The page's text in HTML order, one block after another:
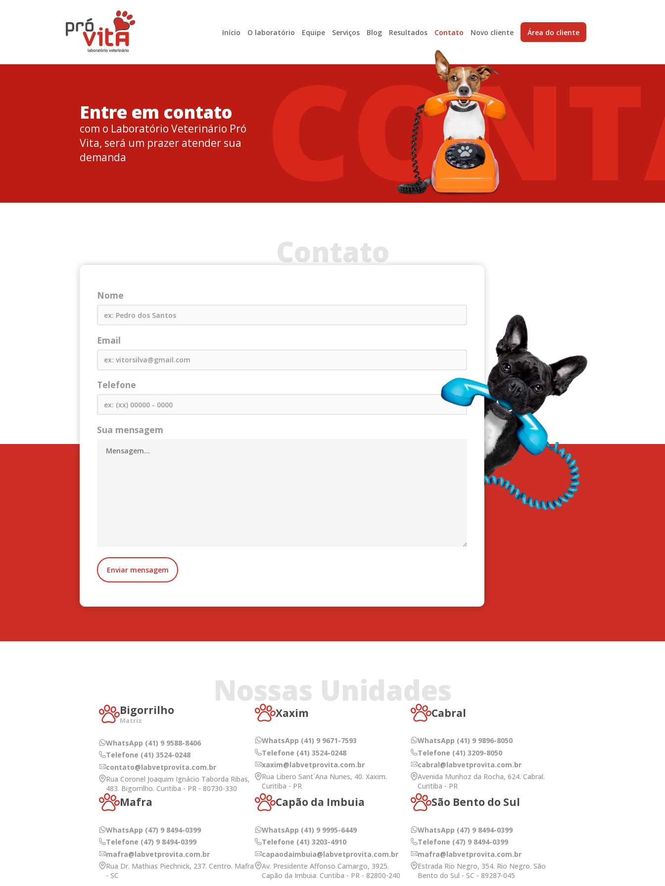
Início O laboratório Equipe Serviços Blog Resultados Contato Novo cliente Área do cliente
Entre em contato
com o Laboratório Veterinário Pró
Vita, será um prazer atender sua
demanda
Contato
Nome
Email
Telefone
Sua mensagem
Enviar mensagem
Nossas Unidades
Bigorrilho
Matriz
WhatsApp (41) 9 9588-8406
Telefone (41) 3524-0248
contato@labvetprovita.com.br
Rua Coronel Joaquim Ignácio Taborda Ribas,
483. Bigorrilho. Curitiba - PR - 80730-330
Xaxim
WhatsApp (41) 9 9671-7593
Telefone (41) 3524-0248
xaxim@labvetprovita.com.br
Rua Libero Sant´Ana Nunes, 40. Xaxim.
Curitiba - PR
Cabral
WhatsApp (41) 9 9896-8050
Telefone (41) 3209-8050
cabral@labvetprovita.com.br
Avenida Munhoz da Rocha, 624. Cabral.
Curitiba - PR
Mafra
WhatsApp (47) 9 8494-0399
Telefone (47) 9 8494-0399
mafra@labvetprovita.com.br
Rua Dr. Mathias Piechnick, 237. Centro. Mafra
- SC
Capão da Imbuia
WhatsApp (41) 9 9995-6449
Telefone (41) 3203-4910
capaodaimbuia@labvetprovita.com.br
Av. Presidente Affonso Camargo, 3925.
Capão da Imbuia. Curitiba - PR - 82800-240
São Bento do Sul
WhatsApp (47) 9 8494-0399
Telefone (47) 9 8494-0399
mafra@labvetprovita.com.br
Estrada Rio Negro, 354. Rio Negro. São
Bento do Sul - SC - 89287-045